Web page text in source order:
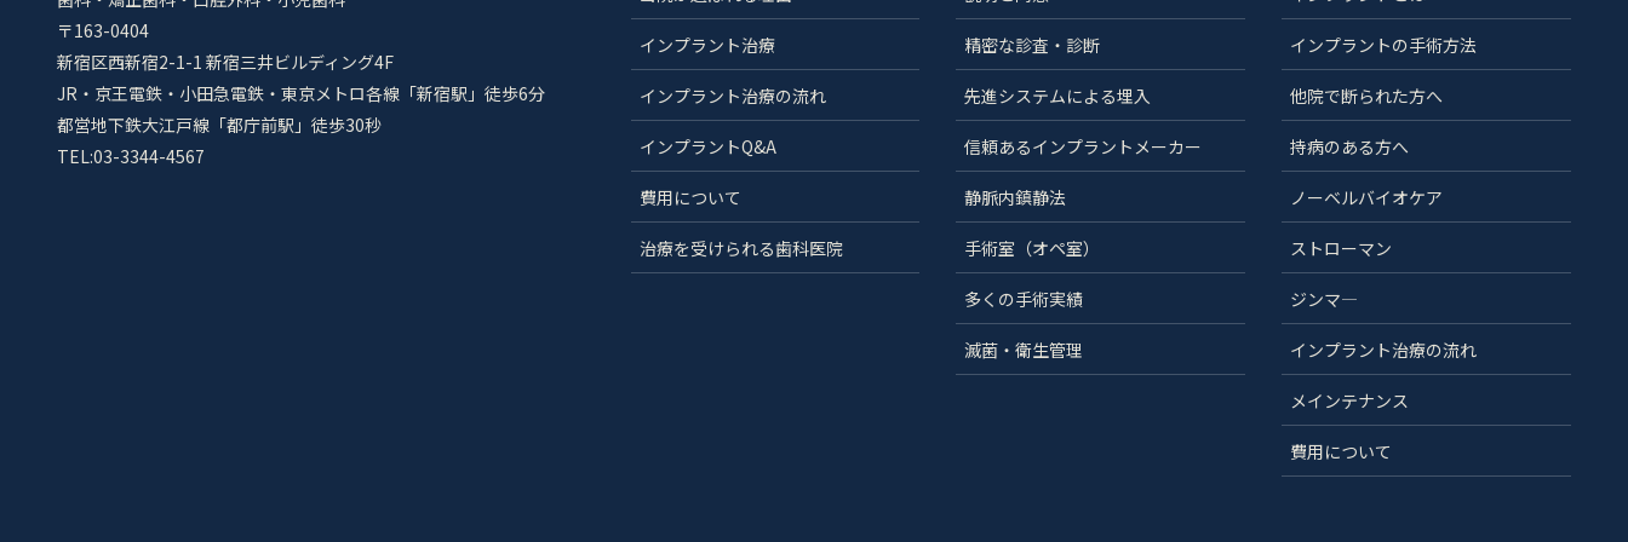
〒163-0404
新宿区西新宿2-1-1 新宿三井ビルディング4F
JR・京王電鉄・小田急電鉄・東京メトロ各線「新宿駅」徒歩6分
都営地下鉄大江戸線「都庁前駅」徒歩30秒
TEL:03-3344-4567
インプラント治療
インプラント治療の流れ
インプラントQ&A
費用について
治療を受けられる歯科医院
精密な診査・診断
先進システムによる埋入
信頼あるインプラントメーカー
静脈内鎮静法
手術室（オペ室）
多くの手術実績
滅菌・衛生管理
インプラントの手術方法
他院で断られた方へ
持病のある方へ
ノーベルバイオケア
ストローマン
ジンマ―
インプラント治療の流れ
メインテナンス
費用について